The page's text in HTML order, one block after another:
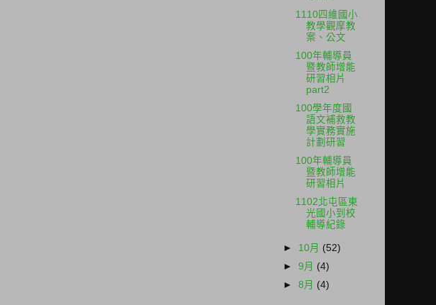
1110四維國小
教學觀摩教
案、公文
100年輔導員
暨教師增能
研習相片
part2
100學年度國
語文補救教
學實務實施
計劃研習
100年輔導員
暨教師增能
研習相片
1102北屯區東
光國小到校
輔導紀錄
► 10月 (52)
►9月 (4)
►8月 (4)